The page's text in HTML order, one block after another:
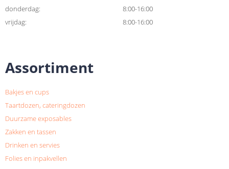
donderdag:
8:00-16:00
vrijdag:
8:00-16:00
Assortiment
Bakjes en cups
Taartdozen, cateringdozen
Duurzame exposables
Zakken en tassen
Drinken en servies
Folies en inpakvellen